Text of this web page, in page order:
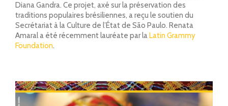
Diana Gandra. Ce projet, axé sur la préservation des
traditions populaires brésiliennes, a reçu le soutien du
Secrétariat à la Culture de l’État de São Paulo. Renata
Amaral a été récemment lauréate par laLatin Grammy
Foundation.